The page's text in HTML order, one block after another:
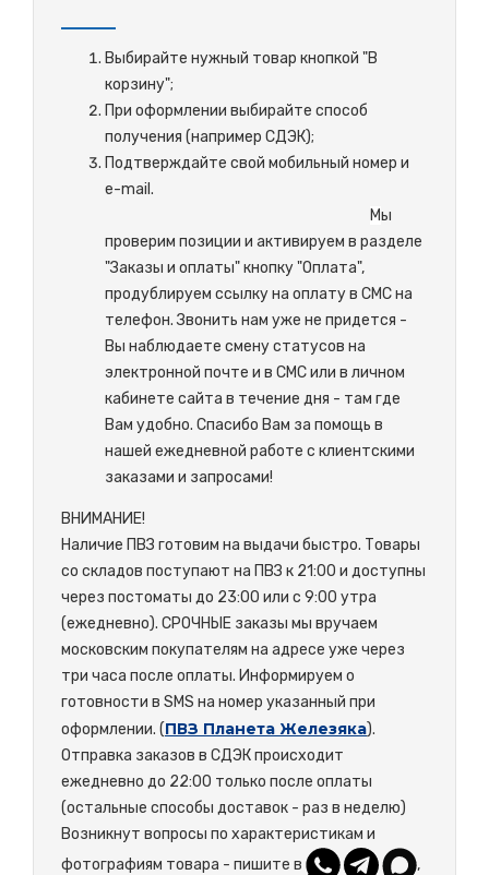
Выбирайте нужный товар кнопкой "В
корзину";
При оформлении выбирайте способ
получения (например СДЭК);
Подтверждайте свой мобильный номер и
e-mail.
Мы
проверим позиции и активируем в разделе
"Заказы и оплаты" кнопку "Оплата",
продублируем ссылку на оплату в СМС на
телефон. Звонить нам уже не придется -
Вы наблюдаете смену статусов на
электронной почте и в СМС или в личном
кабинете сайта в течение дня - там где
Вам удобно. Спасибо Вам за помощь в
нашей ежедневной работе с клиентскими
заказами и запросами!
ВНИМАНИЕ!
Наличие ПВЗ готовим на выдачи быстро. Товары
со складов поступают на ПВЗ к 21:00 и доступны
через постоматы до 23:00 или с 9:00 утра
(ежедневно). СРОЧНЫЕ заказы мы вручаем
московским покупателям на адресе уже через
три часа после оплаты. Информируем о
готовности в SMS на номер указанный при
оформлении. (ПВЗ Планета Железяка).
Отправка заказов в СДЭК происходит
ежедневно до 22:00 только после оплаты
(остальные способы доставок - раз в неделю)
Возникнут вопросы по характеристикам и
фотографиям товара - пишите в
,